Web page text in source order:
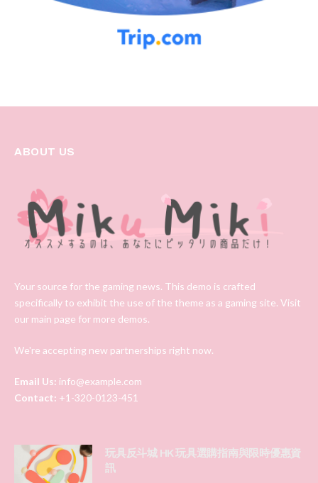
ABOUT US
Your source for the gaming news. This demo is crafted
specifically to exhibit the use of the theme as a gaming site. Visit
our main page for more demos.
We're accepting new partnerships right now.
Email Us: info@example.com
Contact: +1-320-0123-451
玩具反斗城 HK 玩具選購指南與限時優惠資
訊